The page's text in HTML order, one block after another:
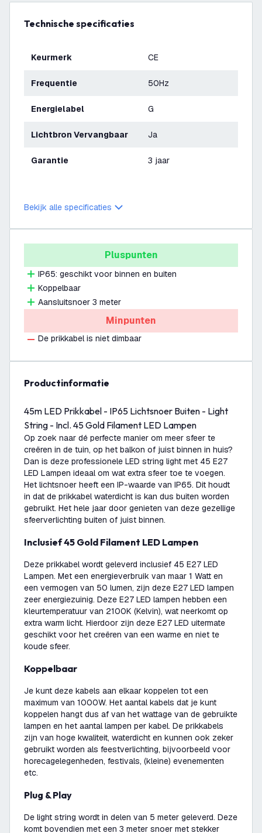
Technische specificaties
Keurmerk CE
Frequentie 50Hz
Energielabel G
Lichtbron Vervangbaar Ja
Garantie 3 jaar
Bekijk alle specificaties
Pluspunten
IP65: geschikt voor binnen en buiten
Koppelbaar
Aansluitsnoer 3 meter
Minpunten
De prikkabel is niet dimbaar
productinformatie
45m LED Prikkabel - IP65 Lichtsnoer Buiten - Light
String - Incl. 45 Gold Filament LED Lampen
Op zoek naar dé perfecte manier om meer sfeer te
creëren in de tuin, op het balkon of juist binnen in huis?
Dan is deze professionele LED string light met 45 E27
LED Lampen ideaal om wat extra sfeer toe te voegen.
Het lichtsnoer heeft een IP-waarde van IP65. Dit houdt
in dat de prikkabel waterdicht is kan dus buiten worden
gebruikt. Het hele jaar door genieten van deze gezellige
sfeerverlichting buiten of juist binnen.
Inclusief 45 Gold Filament LED Lampen
Deze prikkabel wordt geleverd inclusief 45 E27 LED
Lampen. Met een energieverbruik van maar 1 Watt en
een vermogen van 50 lumen, zijn deze E27 LED lampen
zeer energiezuinig. Deze E27 LED lampen hebben een
kleurtemperatuur van 2100K (Kelvin), wat neerkomt op
extra warm licht. Hierdoor zijn deze E27 LED uitermate
geschikt voor het creëren van een warme en niet te
koude sfeer.
Koppelbaar
Je kunt deze kabels aan elkaar koppelen tot een
maximum van 1000W. Het aantal kabels dat je kunt
koppelen hangt dus af van het wattage van de gebruikte
lampen en het aantal lampen per kabel. De prikkabels
zijn van hoge kwaliteit, waterdicht en kunnen ook zeker
gebruikt worden als feestverlichting, bijvoorbeeld voor
horecagelegenheden, festivals, (kleine) evenementen
etc.
Plug & Play
De light string wordt in delen van 5 meter geleverd. Deze
komt bovendien met een 3 meter snoer met stekker